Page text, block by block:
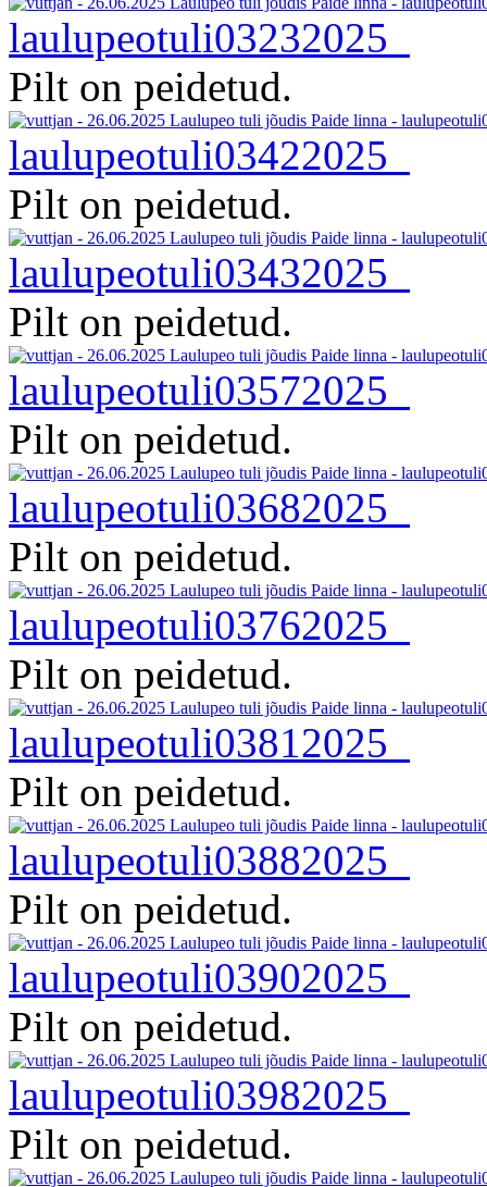
laulupeotuli03232025
Pilt on peidetud.
laulupeotuli03422025
Pilt on peidetud.
laulupeotuli03432025
Pilt on peidetud.
laulupeotuli03572025
Pilt on peidetud.
laulupeotuli03682025
Pilt on peidetud.
laulupeotuli03762025
Pilt on peidetud.
laulupeotuli03812025
Pilt on peidetud.
laulupeotuli03882025
Pilt on peidetud.
laulupeotuli03902025
Pilt on peidetud.
laulupeotuli03982025
Pilt on peidetud.